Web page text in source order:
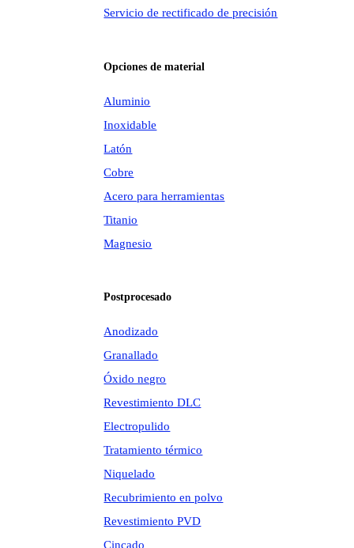
Servicio de rectificado de precisión
Opciones de material
Aluminio
Inoxidable
Latón
Cobre
Acero para herramientas
Titanio
Magnesio
Postprocesado
Anodizado
Granallado
Óxido negro
Revestimiento DLC
Electropulido
Tratamiento térmico
Niquelado
Recubrimiento en polvo
Revestimiento PVD
Cincado